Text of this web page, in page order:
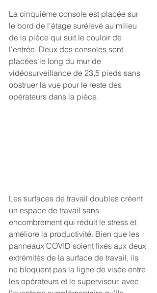
La cinquième console est placée sur
le bord de l'étage surélevé au milieu
de la pièce qui suit le couloir de
l'entrée. Deux des consoles sont
placées le long du mur de
vidéosurveillance de 23,5 pieds sans
obstruer la vue pour le reste des
opérateurs dans la pièce.
Les surfaces de travail doubles créent
un espace de travail sans
encombrement qui réduit le stress et
améliore la productivité. Bien que les
panneaux COVID soient fixés aux deux
extrémités de la surface de travail, ils
ne bloquent pas la ligne de visée entre
les opérateurs et le superviseur, avec